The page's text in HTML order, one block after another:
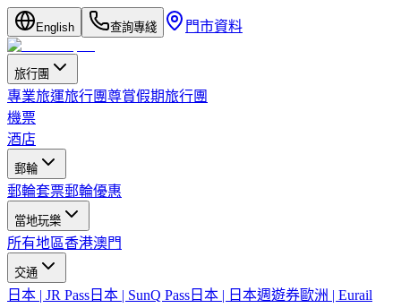
English 查詢專綫 門市資料
旅行團
專業旅運旅行團尊賞假期旅行團
機票
酒店
郵輪
郵輪套票郵輪優惠
當地玩樂
所有地區香港澳門
交通
日本 | JR Pass 日本 | SunQ Pass 日本 | 日本週遊券歐洲 | Eurail